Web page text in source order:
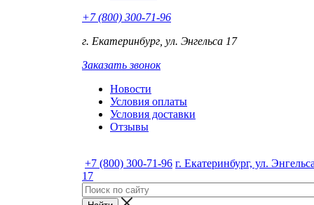
+7 (800) 300-71-96
г. Екатеринбург, ул. Энгельса 17
Заказать звонок
Новости
Условия оплаты
Условия доставки
Отзывы
+7 (800) 300-71-96 г. Екатеринбург, ул.
17